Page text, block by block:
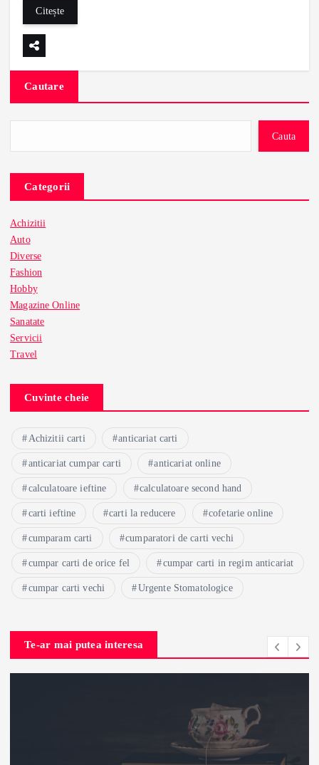
Citește
Cautare
Cauta
Categorii
Achizitii
Auto
Diverse
Fashion
Hobby
Magazine Online
Sanatate
Servicii
Travel
Cuvinte cheie
Achizitii carti anticariat carti
anticariat cumpar carti anticariat online
calculatoare ieftine calculatoare second hand
carti ieftine carti la reducere cofetarie online
cumparam carti cumparatori de carti vechi
cumpar carti de orice fel cumpar carti in regim anticariat
cumpar carti vechi Urgente Stomatologice
Te-ar mai putea interesa